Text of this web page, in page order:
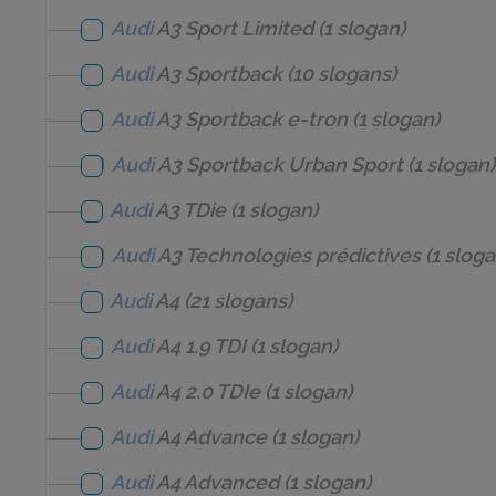
AudiA3 Sport Limited(1 slogan)
AudiA3 Sportback(10 slogans)
AudiA3 Sportback e-tron (1 slogan)
Audi A3 Sportback Urban Sport(1 slogan)
AudiA3 TDie(1 slogan)
AudiA3 Technologies prédictives(1
AudiA4 (21 slogans)
Audi A4 1.9 TDI(1 slogan)
Audi A4 2.0 TDIe(1 slogan)
AudiA4 Advance(1 slogan)
AudiA4 Advanced(1 slogan)